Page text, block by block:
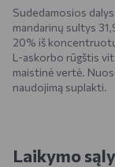
Sudedamosios
mandarinų sultys
20% iš
L-askorbo rūgštis
maistinė vertė.
naudojimą suplakti.
Laikymo